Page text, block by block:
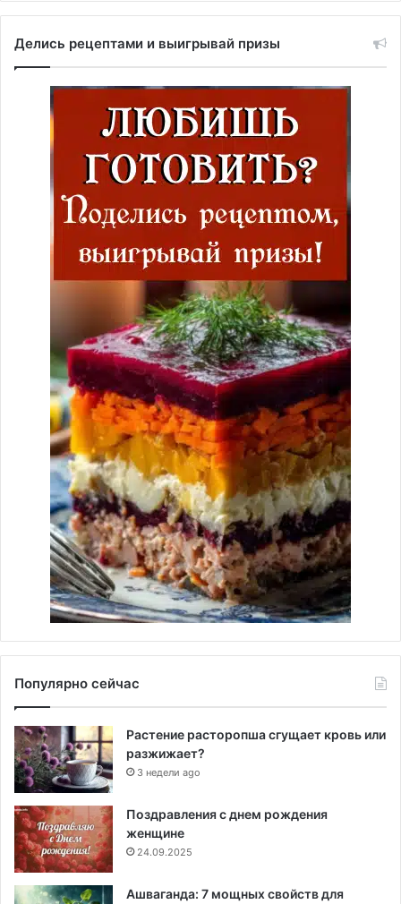
Делись рецептами и выигрывай призы
Популярно сейчас
Растение расторопша сгущает кровь или
разжижает?
3 недели ago
Поздравления с днем рождения
женщине
24.09.2025
Ашваганда: 7 мощных свойств для